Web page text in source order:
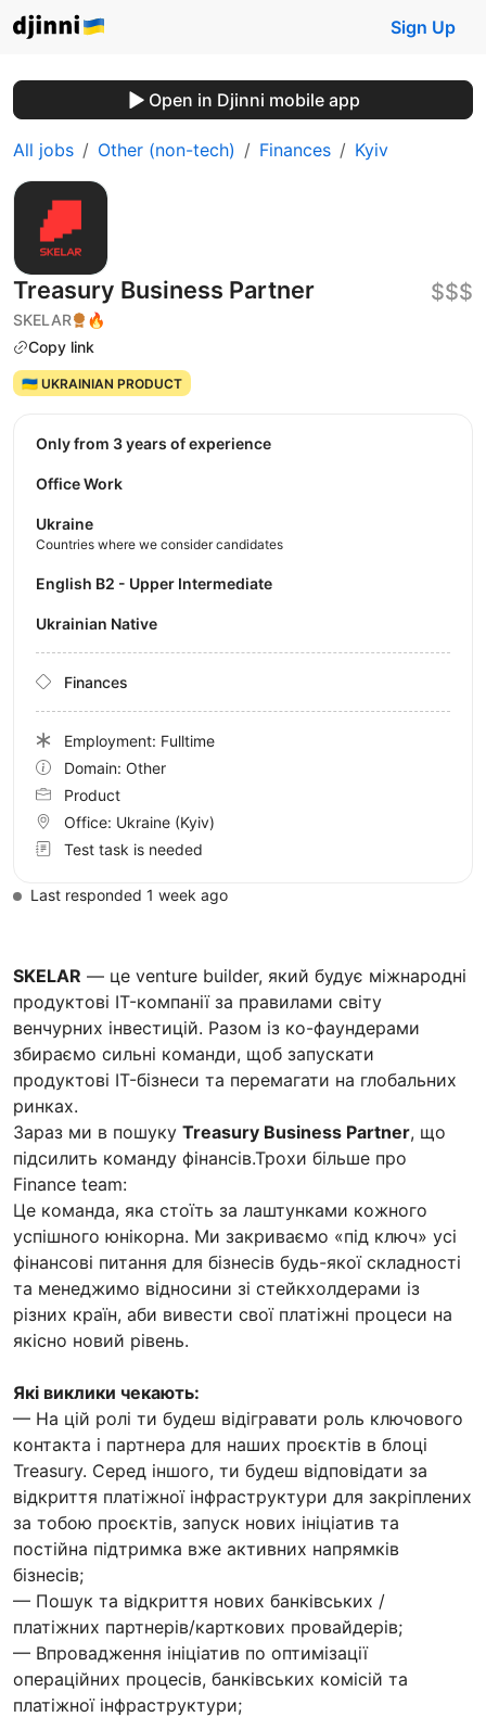
Sign Up
Open in Djinni mobile app
All jobs Other (non-tech) Finances Kyiv
Treasury Business Partner
SKELAR
🔥
Copy link
$$$
🇺🇦 UKRAINIAN PRODUCT
SKELAR — це venture builder, який будує міжнародні
продуктові IT-компанії за правилами світу
венчурних інвестицій. Разом із ко-фаундерами
збираємо сильні команди, щоб запускати
продуктові IT-бізнеси та перемагати на глобальних
ринках.
Зараз ми в пошуку Treasury Business Partner, що
підсилить команду фінансів.Трохи більше про
Finance team:
Це команда, яка стоїть за лаштунками кожного
успішного юнікорна. Ми закриваємо «під ключ» усі
фінансові питання для бізнесів будь-якої складності
та менеджимо відносини зі стейкхолдерами із
різних країн, аби вивести свої платіжні процеси на
якісно новий рівень.
Які виклики чекають:
— На цій ролі ти будеш відігравати роль ключового
контакта і партнера для наших проєктів в блоці
Treasury. Серед іншого, ти будеш відповідати за
відкриття платіжної інфраструктури для закріплених
за тобою проєктів, запуск нових ініціатив та
постійна підтримка вже активних напрямків
бізнесів;
— Пошук та відкриття нових банківських /
платіжних партнерів/карткових провайдерів;
— Впровадження ініціатив по оптимізації
операційних процесів, банківських комісій та
платіжної інфраструктури;
Only from 3 years of experience
Office Work
Ukraine
Countries where we consider candidates
English B2 - Upper Intermediate
Ukrainian Native
Finances
Employment: Fulltime
Domain: Other
Product
Office: Ukraine (Kyiv)
Test task is needed
Last responded 1 week ago